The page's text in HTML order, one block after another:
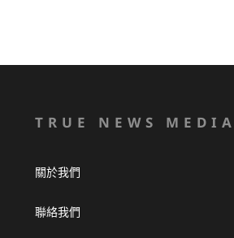
TRUE NEWS MEDIA
關於我們
聯絡我們